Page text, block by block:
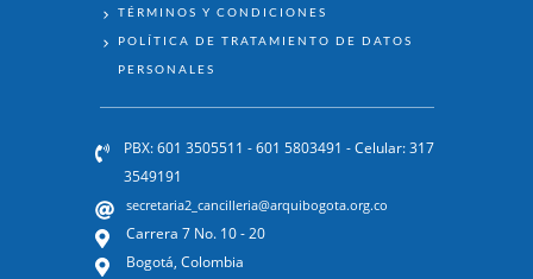
TÉRMINOS Y CONDICIONES
POLÍTICA DE TRATAMIENTO DE DATOS
PERSONALES
PBX: 601 3505511 - 601 5803491 - Celular: 317
3549191
secretaria2_cancilleria@arquibogota.org.co
Carrera 7 No. 10 - 20
Bogotá, Colombia